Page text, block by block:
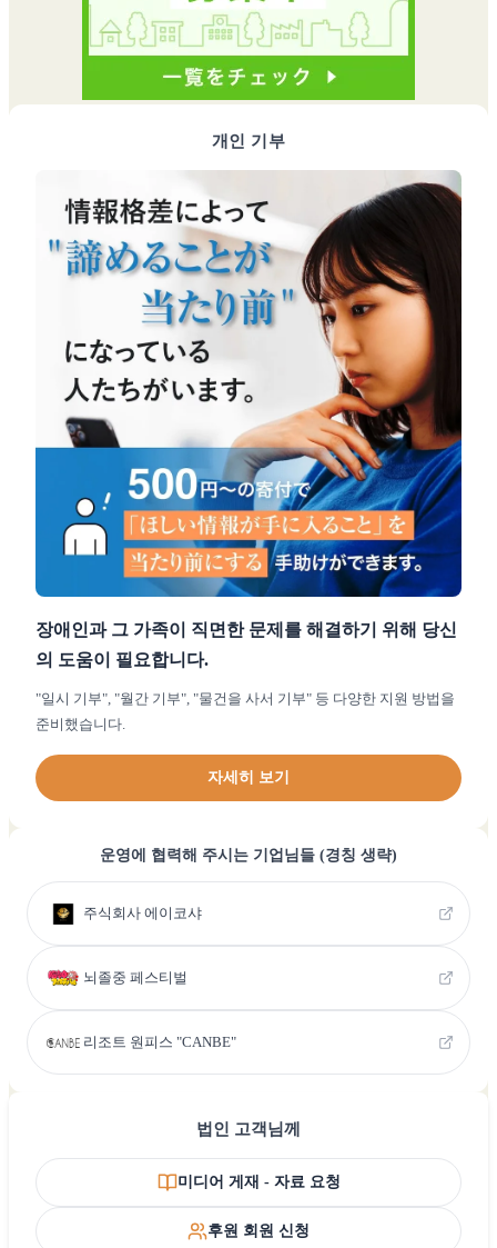
개인 기부
장애인과 그 가족이 직면한 문제를 해결하기 위해 당신
의 도움이 필요합니다.
"일시 기부", "월간 기부", "물건을 사서 기부" 등 다양한 지원 방법을
준비했습니다.
자세히 보기
운영에 협력해 주시는 기업님들 (경칭 생략)
주식회사 에이코샤
뇌졸중 페스티벌
리조트 원피스 "CANBE"
법인 고객님께
미디어 게재 - 자료 요청
후원 회원 신청